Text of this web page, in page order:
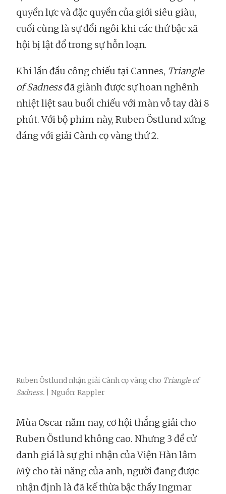
quyền lực và đặc quyền của giới siêu giàu,
cuối cùng là sự đổi ngôi khi các thứ bậc xã
hội bị lật đổ trong sự hỗn loạn.
Khi lần đầu công chiếu tại Cannes, Triangle
of Sadnessđã giành được sự hoan nghênh
nhiệt liệt sau buổi chiếu với màn vỗ tay dài 8
phút. Với bộ phim này, Ruben Östlund xứng
đáng với giải Cành cọ vàng thứ 2.
Ruben Östlund nhận giải Cành cọ vàng cho Triangle of
Sadness.
| Nguồn: Rappler
Mùa Oscar năm nay, cơ hội thắng giải cho
Ruben Östlund không cao. Nhưng 3 đề cử
danh giá là sự ghi nhận của Viện Hàn lâm
Mỹ cho tài năng của anh, người đang được
nhận định là đã kế thừa bậc thầy Ingmar